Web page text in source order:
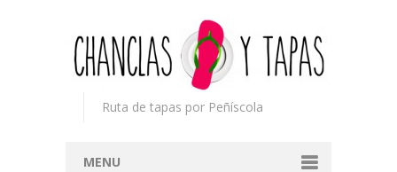
Ruta de tapas por Peñíscola
MENU